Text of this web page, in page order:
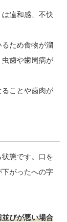
は違和感、不快
ため食物が溜
歯や歯周病が
ことや歯肉が
態です。口を
がったへの字
びが悪い場合